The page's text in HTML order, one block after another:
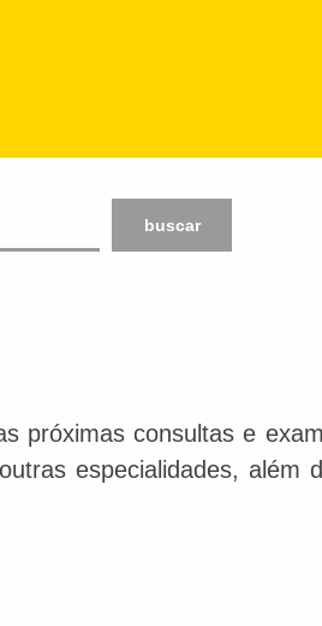
buscar
próximas consultas e
especialidades, além